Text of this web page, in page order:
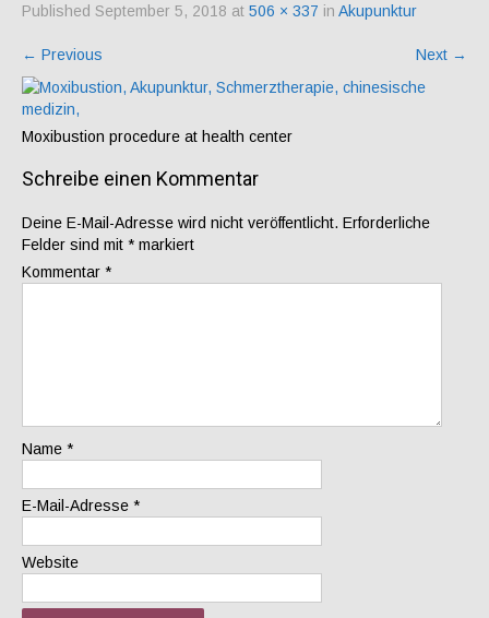
Published September 5, 2018 at 506 × 337 in Akupunktur
← Previous Next →
Moxibustion procedure at health center
Schreibe einen Kommentar
Deine E-Mail-Adresse wird nicht veröffentlicht. Erforderliche
Felder sind mit * markiert
Kommentar *
Name *
E-Mail-Adresse *
Website